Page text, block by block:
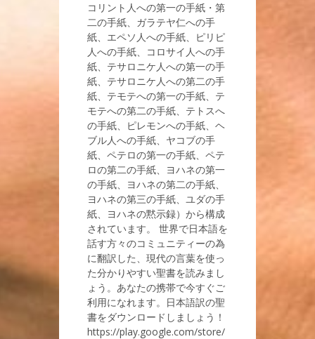
コリント人への第一の手紙・第
二の手紙、ガラテヤ仁への手
紙、エペソ人への手紙、ピリピ
人への手紙、コロサイ人への手
紙、テサロニケ人への第一の手
紙、テサロニケ人への第二の手
紙、テモテへの第一の手紙、テ
モテへの第二の手紙、テトスへ
の手紙、ピレモンへの手紙、ヘ
ブル人への手紙、ヤコブの手
紙、ペテロの第一の手紙、ペテ
ロの第二の手紙、ヨハネの第一
の手紙、ヨハネの第二の手紙、
ヨハネの第三の手紙、ユダの手
紙、ヨハネの黙示録）から構成
されています。 世界で日本語を
話す方々のコミュニティーの為
に翻訳した、現代の言葉を使っ
た分かりやすい聖書を読みまし
ょう。あなたの携帯で今すぐご
利用になれます。日本語訳の聖
書をダウンロードしましょう！
https://play.google.com/store/